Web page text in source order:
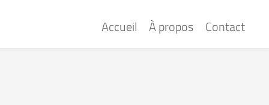
Accueil À propos Contact